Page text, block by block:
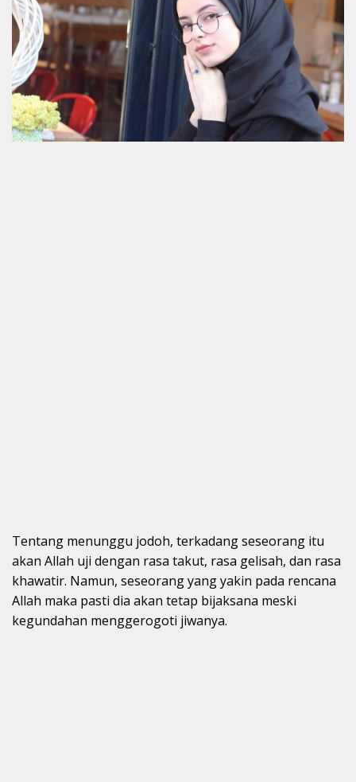
Tentang menunggu jodoh, terkadang seseorang itu
akan Allah uji dengan rasa takut, rasa gelisah, dan rasa
khawatir. Namun, seseorang yang yakin pada rencana
Allah maka pasti dia akan tetap bijaksana meski
kegundahan menggerogoti jiwanya.